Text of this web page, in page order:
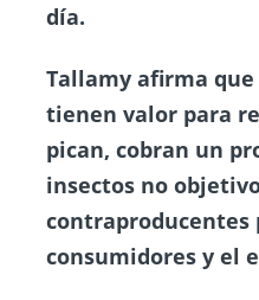
día.
Tallamy afirma
tienen valor para
pican, cobran un
insectos no
contraproducentes
consumidores y el